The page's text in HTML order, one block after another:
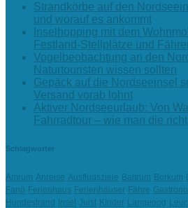
Strandkörbe auf den
und worauf es ankommt
Inselhopping mit dem
Festland-Stellplätze und
Vogelbeobachtung an den
Naturtouristen wissen sollten
Gepäck auf die Nordseeinsel
Versand vorab lohnt
Aktiver Nordseeurlaub: Von
Fahrradtour – wie man die
Schlagwörter
Amrum Anreise Ausflugsziele Baltrum Borkum
Fanö Ferienhaus Ferienhäuser Fähre
Hundestrand
Insel Juist KInder Langeoog